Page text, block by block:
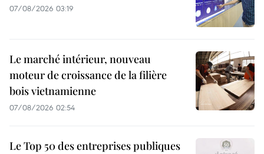
07/08/2026 03:19
Le marché intérieur, nouveau
moteur de croissance de la filière
bois vietnamienne
07/08/2026 02:54
Le Top 50 des entreprises publiques